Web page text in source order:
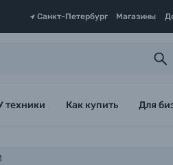
Санкт-Петербург Магазины
техники Как купить Для